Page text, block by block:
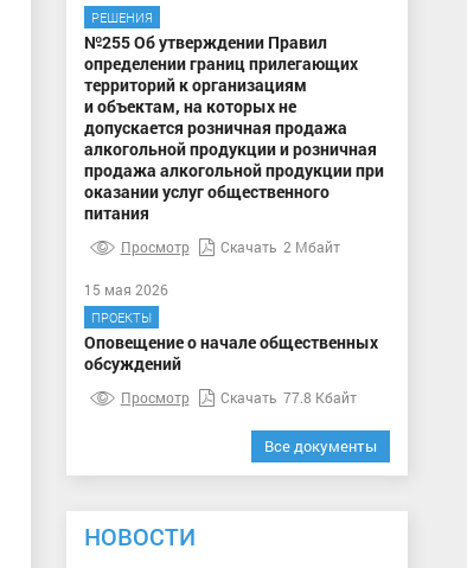
РЕШЕНИЯ
№255 Об утверждении Правил
определении границ прилегающих
территорий к организациям
и объектам, на которых не
допускается розничная продажа
алкогольной продукции и розничная
продажа алкогольной продукции при
оказании услуг общественного
питания
Просмотр Скачать 2 Мбайт
15 мая 2026
ПРОЕКТЫ
Оповещение о начале общественных
обсуждений
Просмотр Скачать 77.8 Кбайт
Все документы
НОВОСТИ